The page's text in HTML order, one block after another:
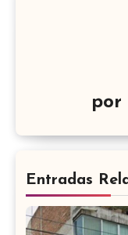
por
Entradas